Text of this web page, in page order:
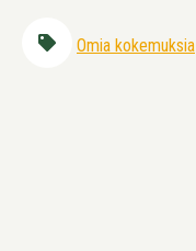
Omia kokemuksia